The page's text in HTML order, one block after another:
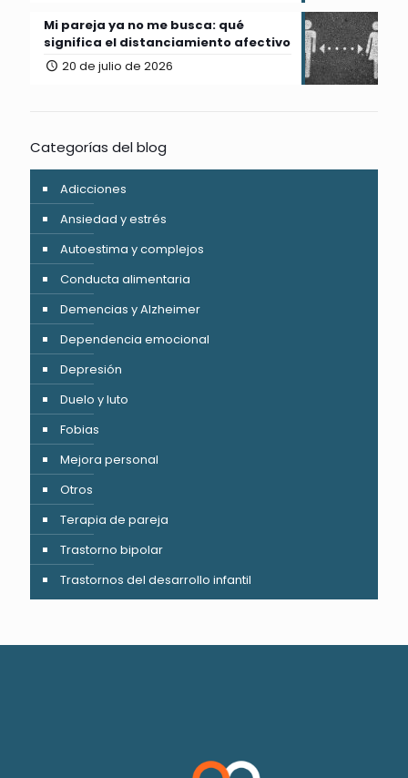
Mi pareja ya no me busca: qué
significa el distanciamiento afectivo
20 de julio de 2026
Categorías del blog
Adicciones
Ansiedad y estrés
Autoestima y complejos
Conducta alimentaria
Demencias y Alzheimer
Dependencia emocional
Depresión
Duelo y luto
Fobias
Mejora personal
Otros
Terapia de pareja
Trastorno bipolar
Trastornos del desarrollo infantil